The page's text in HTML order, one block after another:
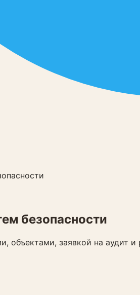
безопасности
объектами, заявкой на аудит